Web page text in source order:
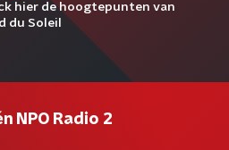
hier de hoogtepunten van
du Soleil
NPO Radio 2